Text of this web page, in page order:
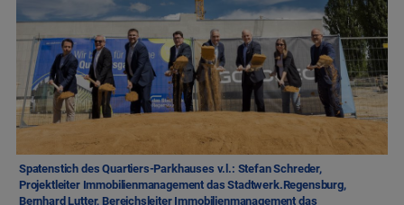
Spatenstich des Quartiers-Parkhauses v.l.: Stefan Schreder,
Projektleiter Immobilienmanagement das Stadtwerk.Regensburg,
Bernhard Lutter, Bereichsleiter Immobilienmanagement das